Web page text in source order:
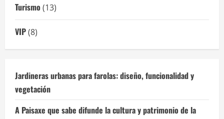
Turismo (13)
VIP(8)
Jardineras urbanas para farolas: diseño, funcionalidad y
vegetación
A Paisaxe que sabe difunde la cultura y patrimonio de la